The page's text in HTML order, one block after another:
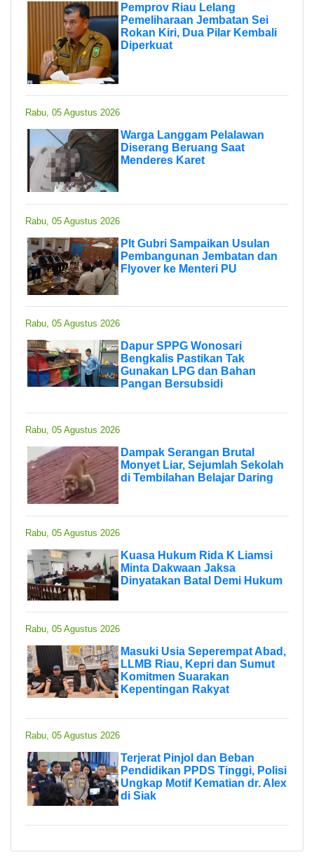
Pemprov Riau Lelang
Pemeliharaan Jembatan Sei
Rokan Kiri, Dua Pilar Kembali
Diperkuat
Rabu, 05 Agustus 2026
Warga Langgam Pelalawan
Diserang Beruang Saat
Menderes Karet
Rabu, 05 Agustus 2026
Plt Gubri Sampaikan Usulan
Pembangunan Jembatan dan
Flyover ke Menteri PU
Rabu, 05 Agustus 2026
Dapur SPPG Wonosari
Bengkalis Pastikan Tak
Gunakan LPG dan Bahan
Pangan Bersubsidi
Rabu, 05 Agustus 2026
Dampak Serangan Brutal
Monyet Liar, Sejumlah Sekolah
di Tembilahan Belajar Daring
Rabu, 05 Agustus 2026
Kuasa Hukum Rida K Liamsi
Minta Dakwaan Jaksa
Dinyatakan Batal Demi Hukum
Rabu, 05 Agustus 2026
Masuki Usia Seperempat Abad,
LLMB Riau, Kepri dan Sumut
Komitmen Suarakan
Kepentingan Rakyat
Rabu, 05 Agustus 2026
Terjerat Pinjol dan Beban
Pendidikan PPDS Tinggi, Polisi
Ungkap Motif Kematian dr. Alex
di Siak